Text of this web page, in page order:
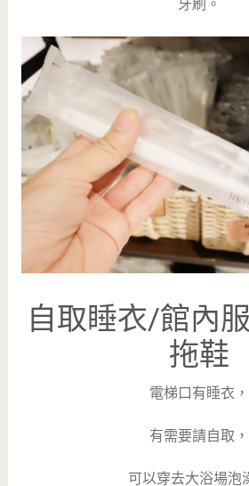
牙刷。
自取睡衣/館內
拖鞋
電梯口有睡衣，
有需要請自取，
可以穿去大浴場泡